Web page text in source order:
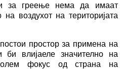
за греење нема да имаат
на воздухот на територијата
простор за примена на
би влијаеле значително на
фокус од страна на